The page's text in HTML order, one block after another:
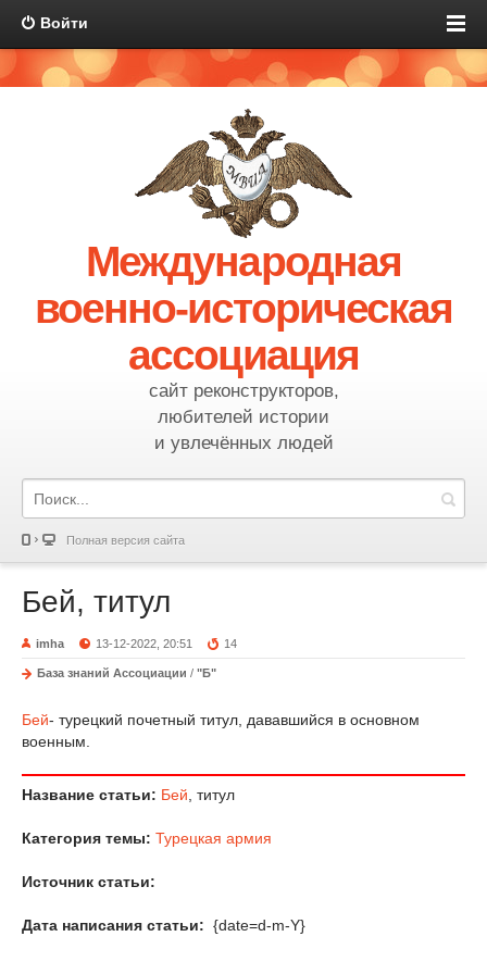
Войти
Международная
военно-историческая
ассоциация
сайт реконструкторов,
любителей истории
и увлечённых людей
Полная версия сайта
Бей, титул
imha 13-12-2022, 20:51 14
База знаний Ассоциации / "Б"
Бей- турецкий почетный титул, дававшийся в основном
военным.
Название статьи: Бей , титул
Категория темы: Турецкая армия
Источник статьи:
Дата написания статьи: {date=d-m-Y}